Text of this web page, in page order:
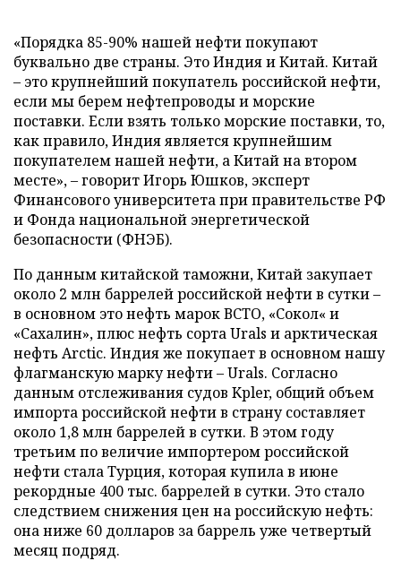
«Порядка 85-90% нашей нефти покупают
буквально две страны. Это Индия и Китай. Китай
– это крупнейший покупатель российской нефти,
если мы берем нефтепроводы и морские
поставки. Если взять только морские поставки, то,
как правило, Индия является крупнейшим
покупателем нашей нефти, а Китай на втором
месте», – говорит Игорь Юшков, эксперт
Финансового университета при правительстве РФ
и Фонда национальной энергетической
безопасности (ФНЭБ).
По данным китайской таможни, Китай закупает
около 2 млн баррелей российской нефти в сутки –
в основном это нефть марок ВСТО, «Сокол« и
«Сахалин», плюс нефть сорта Urals и арктическая
нефть Arctic. Индия же покупает в основном нашу
флагманскую марку нефти – Urals. Согласно
данным отслеживания судов Kpler, общий объем
импорта российской нефти в страну составляет
около 1,8 млн баррелей в сутки. В этом году
третьим по величие импортером российской
нефти стала Турция, которая купила в июне
рекордные 400 тыс. баррелей в сутки. Это стало
следствием снижения цен на российскую нефть:
она ниже 60 долларов за баррель уже четвертый
месяц подряд.